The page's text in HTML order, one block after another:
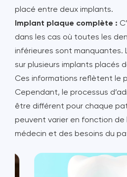
placé entre deux implants.
Implant plaque complète :
dans les cas où toutes les
inférieures sont manquantes.
sur plusieurs implants placés
Ces informations reflètent le
Cependant, le processus
être différent pour chaque
peuvent varier en fonction de
médecin et des besoins du